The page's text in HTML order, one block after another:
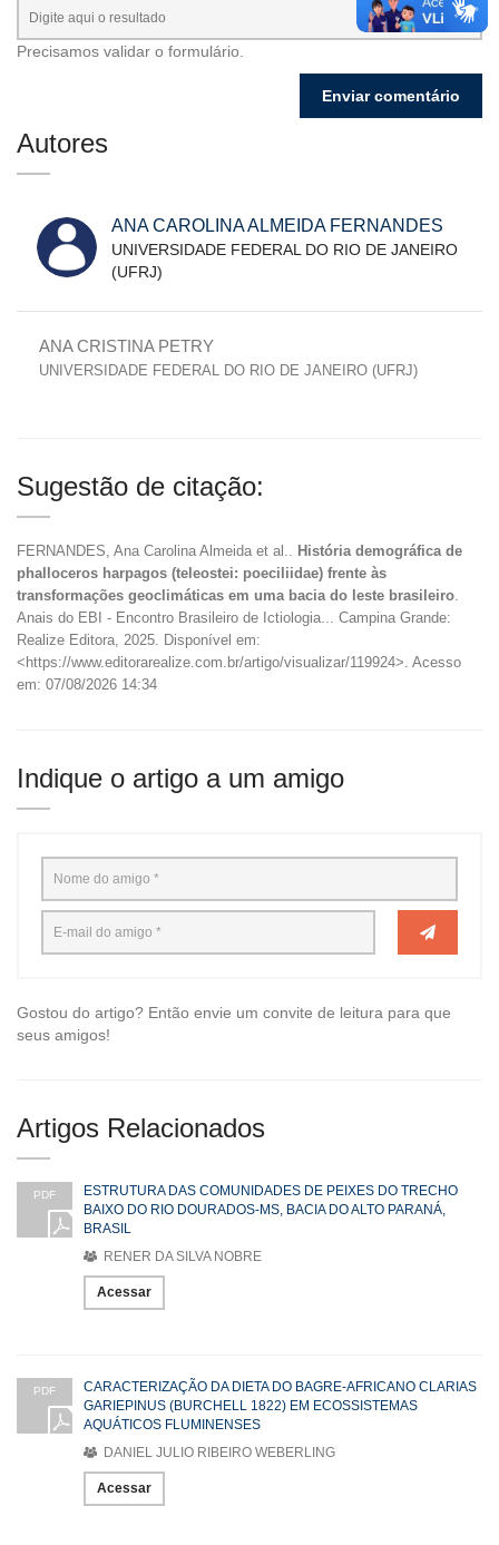
Precisamos validar o formulário.
Autores
ANA CAROLINA ALMEIDA FERNANDES
UNIVERSIDADE FEDERAL DO RIO DE JANEIRO
(UFRJ)
ANA CRISTINA PETRY
UNIVERSIDADE FEDERAL DO RIO DE JANEIRO (UFRJ)
Sugestão de citação:
FERNANDES, Ana Carolina Almeida et al.. História demográfica de
phalloceros harpagos (teleostei: poeciliidae) frente às
transformações geoclimáticas em uma bacia do leste brasileiro
Anais do EBI - Encontro Brasileiro de Ictiologia... Campina Grande:
Realize Editora, 2025. Disponível em:
<https://www.editorarealize.com.br/artigo/visualizar/119924>. Acesso
em: 07/08/2026 14:34
Indique o artigo a um amigo
Gostou do artigo? Então envie um convite de leitura para que
seus amigos!
Artigos Relacionados
PDF
ESTRUTURA DAS COMUNIDADES DE PEIXES DO TRECHO
BAIXO DO RIO DOURADOS-MS, BACIA DO ALTO PARANÁ,
BRASIL
RENER DA SILVA NOBRE
Acessar
PDF
CARACTERIZAÇÃO DA DIETA DO BAGRE-AFRICANO CLARIAS
GARIEPINUS (BURCHELL 1822) EM ECOSSISTEMAS
AQUÁTICOS FLUMINENSES
DANIEL JULIO RIBEIRO WEBERLING
Acessar